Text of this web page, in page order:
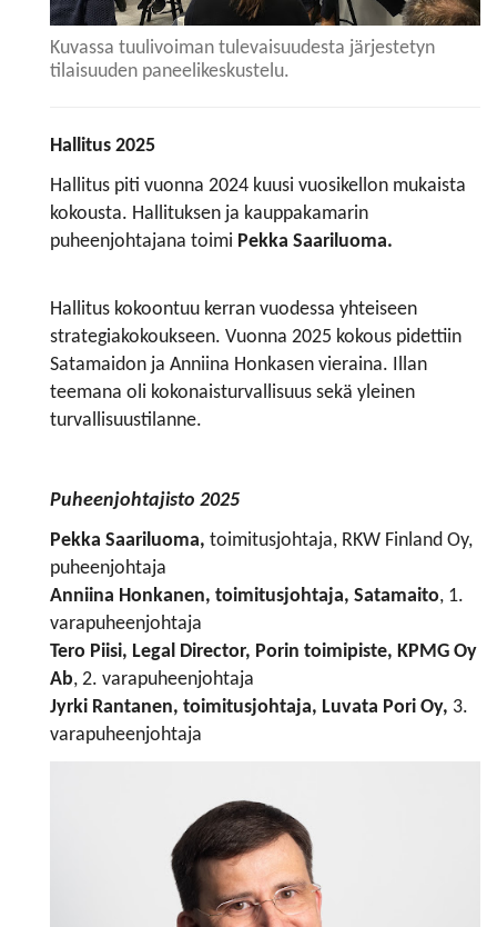
Kuvassa tuulivoiman tulevaisuudesta järjestetyn
tilaisuuden paneelikeskustelu.
Hallitus 2025
Hallitus piti vuonna 2024 kuusi vuosikellon mukaista
kokousta. Hallituksen ja kauppakamarin
puheenjohtajana toimi Pekka Saariluoma.
Hallitus kokoontuu kerran vuodessa yhteiseen
strategiakokoukseen. Vuonna 2025 kokous pidettiin
Satamaidon ja Anniina Honkasen vieraina. Illan
teemana oli kokonaisturvallisuus sekä yleinen
turvallisuustilanne.
Puheenjohtajisto 2025
Pekka Saariluoma, toimitusjohtaja, RKW Finland Oy,
puheenjohtaja
Anniina Honkanen, toimitusjohtaja, Satamaito, 1.
varapuheenjohtaja
Tero Piisi, Legal Director, Porin toimipiste, KPMG Oy
Ab, 2. varapuheenjohtaja
Jyrki Rantanen, toimitusjohtaja, Luvata Pori Oy, 3.
varapuheenjohtaja